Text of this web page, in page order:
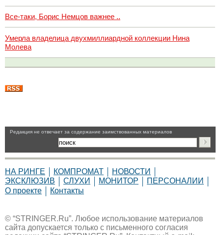
Все-таки, Борис Немцов важнее ..
Умерла владелица двухмиллиардной коллекции Нина
Молева
Pедакция не отвечает за содержание заимствованных материалов
НА РИНГЕ КОМПРОМАТ
НОВОСТИ
ЭКСКЛЮЗИВ
СЛУХИ МОНИТОР
ПЕРСОНАЛИИ
О проекте
Контакты
© “STRINGER.Ru”. Любое использование материалов
сайта допускается только с письменного согласия